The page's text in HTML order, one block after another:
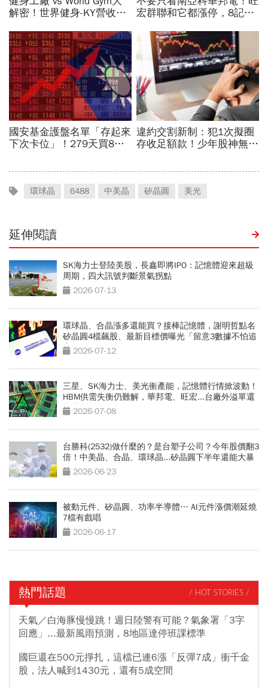
環球晶 6488 中美晶 矽晶圓 美光
延伸閱讀
SK海力士登陸美股，長鑫即將IPO：記憶體迎來超級
周期，四大訊號判斷景氣拐點
2026-07-13
環球晶、合晶漲多還能買？接棒記憶體，謝明哲點名
矽晶圓4檔飆股、最新目標價曝光「留意3數據不怕追
高」2026-07-12
三星、SK海力士、美光衝產能，記憶體行情掀波動！
HBM供需失衡仍難解，華邦電、旺宏...台廠外溢單還
能接多久？
2026-07-08
台勝科(2532)做什麼的？是台塑子公司？今年股價翻3
倍！中美晶、合晶、環球晶...矽晶圓下半年還能大暴
漲？2026-06-23
被動元件、矽晶圓、功率半導體⋯ AI元件漲價潮延燒
7檔有戲唱
2026-06-17
熱門話題 / HOT STORIES /
天氣／白海豚慢慢跳！週日陸警有可能？氣象署「3字
回應」...最新風雨預測，8地區達停班課標準
國巨還在500元掙扎，這檔已連6漲「反彈7成」衝千金
股，法人喊到1430元，還有5成空間